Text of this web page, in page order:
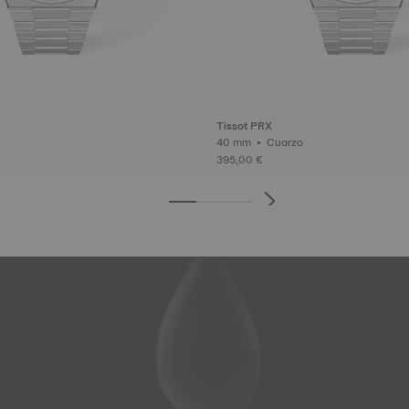
Tissot PRX
40 mm • Cuarzo
395,00 €